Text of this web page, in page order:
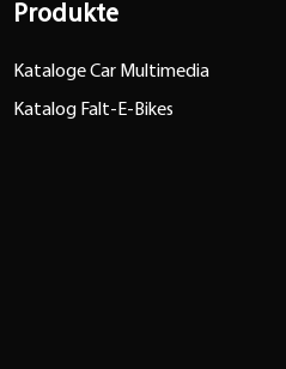
Produkte
Kataloge Car Multimedia
Katalog Falt-E-Bikes